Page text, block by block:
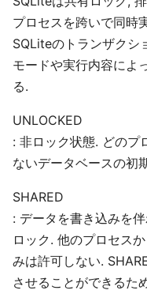
プロセスを跨いで同時
SQLiteのトランザクシ
モードや実行内容によ
る.
UNLOCKED
: 非ロック状態. どのプ
ないデータベースの初
SHARED
: データを書き込みを
ロック. 他のプロセス
みは許可しない.
させることができるた